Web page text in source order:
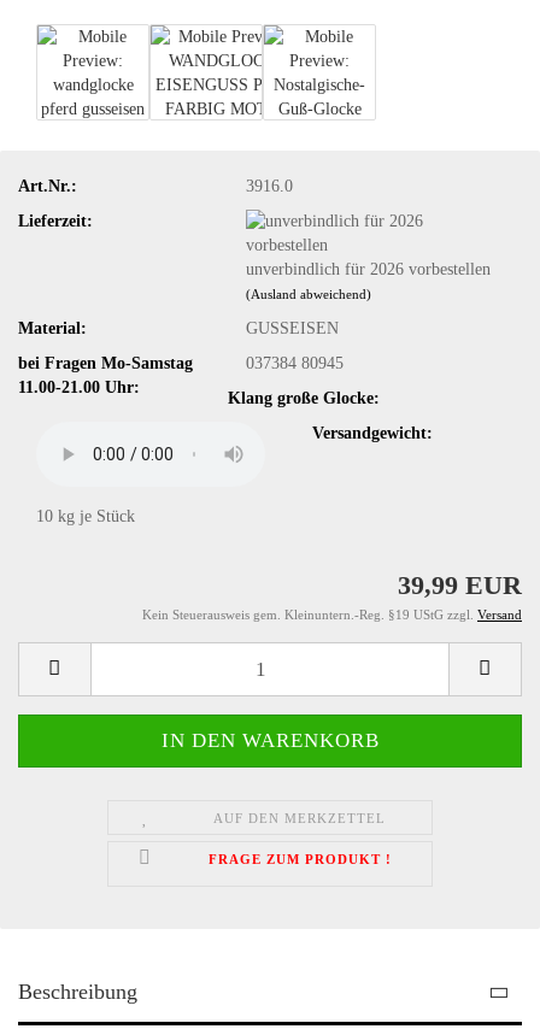
Art.Nr.:
3916.0
Lieferzeit:
unverbindlich für 2026 vorbestellen
(Ausland abweichend)
Material:
GUSSEISEN
bei Fragen Mo-Samstag
11.00-21.00 Uhr:
037384 80945
Klang große Glocke:
Versandgewicht:
10 kg je Stück
39,99 EUR
Kein Steuerausweis gem. Kleinuntern.-Reg. §19 UStG zzgl. Versand
AUF DEN MERKZETTEL
FRAGE ZUM PRODUKT !
Beschreibung